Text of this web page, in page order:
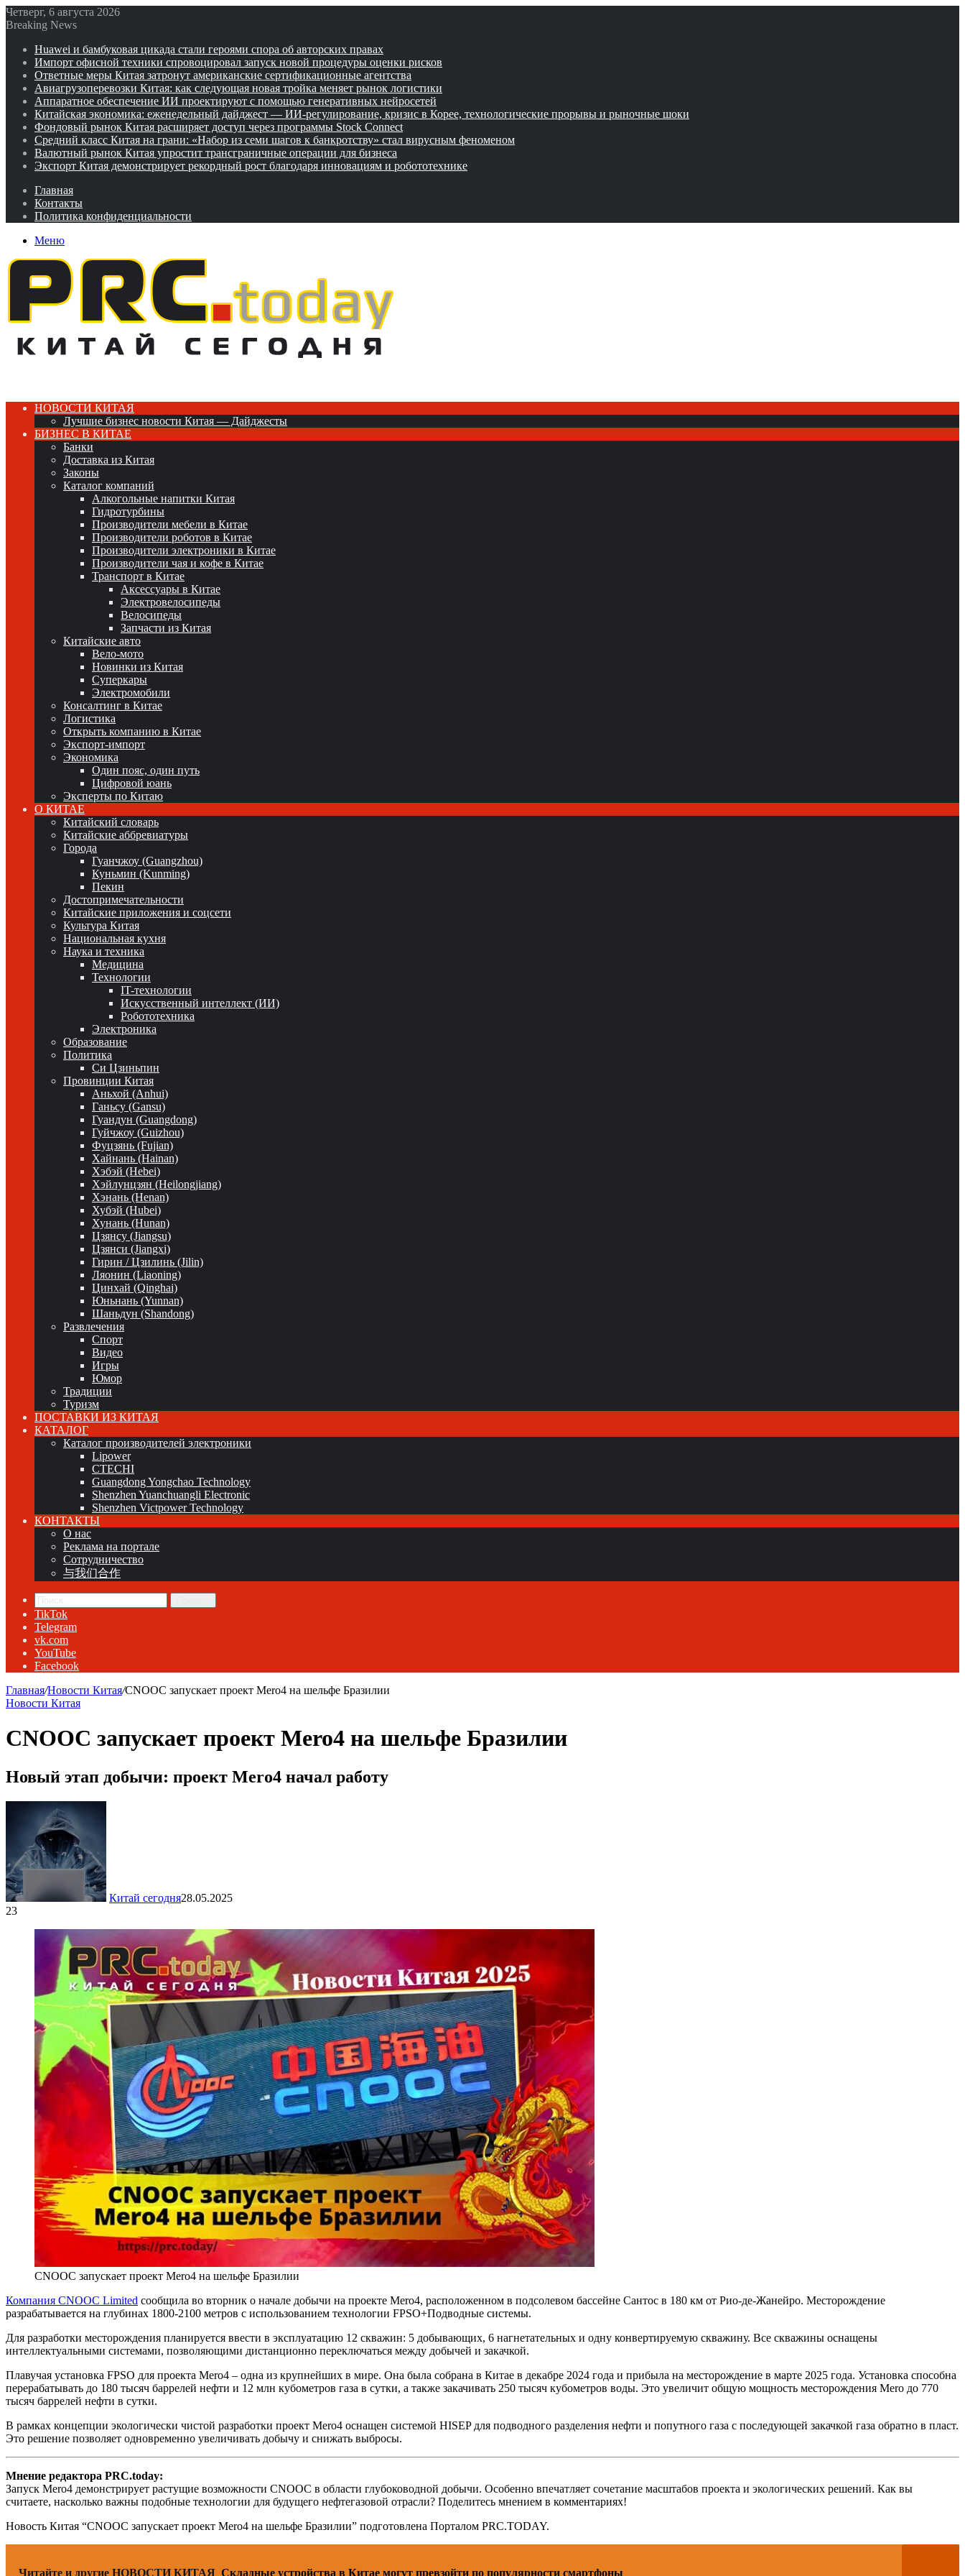
Четверг, 6 августа 2026
Breaking News
Huawei и бамбуковая цикада стали героями спора об авторских правах
Импорт офисной техники спровоцировал запуск новой процедуры оценки рисков
Ответные меры Китая затронут американские сертификационные агентства
Авиагрузоперевозки Китая: как следующая новая тройка меняет рынок логистики
Аппаратное обеспечение ИИ проектируют с помощью генеративных нейросетей
Китайская экономика: еженедельный дайджест — ИИ-регулирование, кризис в Корее, технологические прорывы и рыночные шоки
Фондовый рынок Китая расширяет доступ через программы Stock Connect
Средний класс Китая на грани: «Набор из семи шагов к банкротству» стал вирусным феноменом
Валютный рынок Китая упростит трансграничные операции для бизнеса
Экспорт Китая демонстрирует рекордный рост благодаря инновациям и робототехнике
Главная
Контакты
Политика конфиденциальности
Меню
НОВОСТИ КИТАЯ
Лучшие бизнес новости Китая — Дайджесты
БИЗНЕС В КИТАЕ
Банки
Доставка из Китая
Законы
Каталог компаний
Алкогольные напитки Китая
Гидротурбины
Производители мебели в Китае
Производители роботов в Китае
Производители электроники в Китае
Производители чая и кофе в Китае
Транспорт в Китае
Аксессуары в Китае
Электровелосипеды
Велосипеды
Запчасти из Китая
Китайские авто
Вело-мото
Новинки из Китая
Суперкары
Электромобили
Консалтинг в Китае
Логистика
Открыть компанию в Китае
Экспорт-импорт
Экономика
Один пояс, один путь
Цифровой юань
Эксперты по Китаю
О КИТАЕ
Китайский словарь
Китайские аббревиатуры
Города
Гуанчжоу (Guangzhou)
Куньмин (Kunming)
Пекин
Достопримечательности
Китайские приложения и соцсети
Культура Китая
Национальная кухня
Наука и техника
Медицина
Технологии
IT-технологии
Искусственный интеллект (ИИ)
Робототехника
Электроника
Образование
Политика
Си Цзиньпин
Провинции Китая
Аньхой (Anhui)
Ганьсу (Gansu)
Гуандун (Guangdong)
Гуйчжоу (Guizhou)
Фуцзянь (Fujian)
Хайнань (Hainan)
Хэбэй (Hebei)
Хэйлунцзян (Heilongjiang)
Хэнань (Henan)
Хубэй (Hubei)
Хунань (Hunan)
Цзянсу (Jiangsu)
Цзянси (Jiangxi)
Гирин / Цзилинь (Jilin)
Ляонин (Liaoning)
Цинхай (Qinghai)
Юньнань (Yunnan)
Шаньдун (Shandong)
Развлечения
Спорт
Видео
Игры
Юмор
Традиции
Туризм
ПОСТАВКИ ИЗ КИТАЯ
КАТАЛОГ
Каталог производителей электроники
Lipower
CTECHI
Guangdong Yongchao Technology
Shenzhen Yuanchuangli Electronic
Shenzhen Victpower Technology
КОНТАКТЫ
О нас
Реклама на портале
Сотрудничество
与我们合作
TikTok
Telegram
vk.com
YouTube
Facebook
Главная/Новости Китая/CNOOC запускает проект Mero4 на шельфе Бразилии
Новости Китая
CNOOC запускает проект Mero4 на шельфе Бразилии
Новый этап добычи: проект Mero4 начал работу
Китай сегодня28.05.2025
23
CNOOC запускает проект Mero4 на шельфе Бразилии
Компания CNOOC Limited сообщила во вторник о начале добычи на проекте Mero4, расположенном в подсолевом бассейне Сантос в 180 км от Рио-де-Жанейро. Месторождение
разрабатывается на глубинах 1800-2100 метров с использованием технологии FPSO+Подводные системы.
Для разработки месторождения планируется ввести в эксплуатацию 12 скважин: 5 добывающих, 6 нагнетательных и одну конвертируемую скважину. Все скважины оснащены
интеллектуальными системами, позволяющими дистанционно переключаться между добычей и закачкой.
Плавучая установка FPSO для проекта Mero4 – одна из крупнейших в мире. Она была собрана в Китае в декабре 2024 года и прибыла на месторождение в марте 2025 года. Установка способна
перерабатывать до 180 тысяч баррелей нефти и 12 млн кубометров газа в сутки, а также закачивать 250 тысяч кубометров воды. Это увеличит общую мощность месторождения Mero до 770
тысяч баррелей нефти в сутки.
В рамках концепции экологически чистой разработки проект Mero4 оснащен системой HISEP для подводного разделения нефти и попутного газа с последующей закачкой газа обратно в пласт.
Это решение позволяет одновременно увеличивать добычу и снижать выбросы.
Мнение редактора PRC.today:
Запуск Mero4 демонстрирует растущие возможности CNOOC в области глубоководной добычи. Особенно впечатляет сочетание масштабов проекта и экологических решений. Как вы
считаете, насколько важны подобные технологии для будущего нефтегазовой отрасли? Поделитесь мнением в комментариях!
Новость Китая “CNOOC запускает проект Mero4 на шельфе Бразилии” подготовлена Порталом PRC.TODAY.
Читайте и другие НОВОСТИ КИТАЯ Складные устройства в Китае могут превзойти по популярности смартфоны